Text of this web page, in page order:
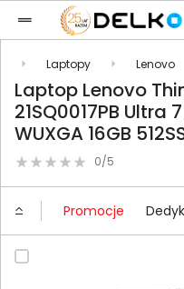
Laptopy Lenovo
Laptop Lenovo
21SQ0017PB Ultra
WUXGA 16GB
0/5
Promocje